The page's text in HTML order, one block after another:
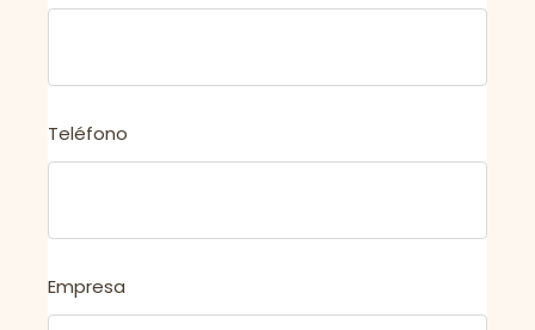
Teléfono
Empresa